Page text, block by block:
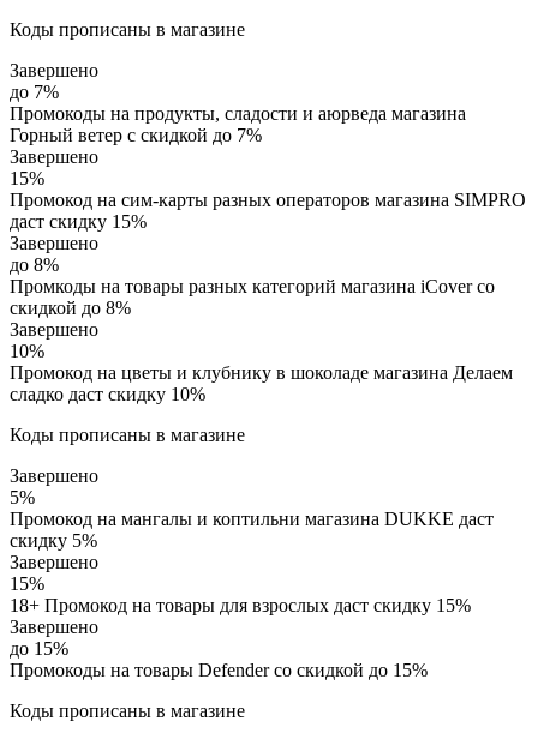
Коды прописаны в магазине
Завершено
до 7%
Промокоды на продукты, сладости и аюрведа магазина
Горный ветер с скидкой до 7%
Завершено
15%
Промокод на сим-карты разных операторов магазина SIMPRO
даст скидку 15%
Завершено
до 8%
Промкоды на товары разных категорий магазина iCover со
скидкой до 8%
Завершено
10%
Промокод на цветы и клубнику в шоколаде магазина Делаем
сладко даст скидку 10%
Коды прописаны в магазине
Завершено
5%
Промокод на мангалы и коптильни магазина DUKKE даст
скидку 5%
Завершено
15%
18+ Промокод на товары для взрослых даст скидку 15%
Завершено
до 15%
Промокоды на товары Defender со скидкой до 15%
Коды прописаны в магазине